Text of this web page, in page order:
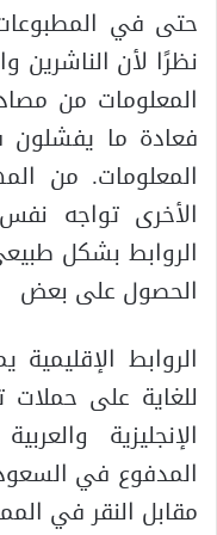
حتى في
نظرًا لأن الناشرين
المعلومات من
فعادة ما يفشلون
المعلومات. من
الأخرى تواجه
الروابط بشكل
الحصول على بعض
الروابط
للغاية على حملات
الإنجليزية
مقابل النقر في